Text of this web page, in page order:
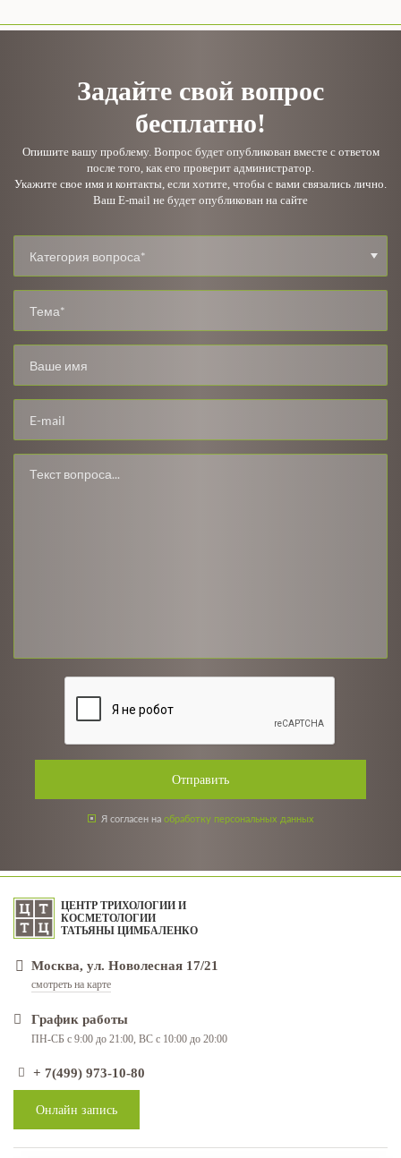
Задайте свой вопрос
бесплатно!
Опишите вашу проблему. Вопрос будет опубликован вместе с ответом
после того, как его проверит администратор.
Укажите свое имя и контакты, если хотите, чтобы с вами связались лично.
Ваш E-mail не будет опубликован на сайте
Категория вопроса*
Отправить
Я согласен на обработку персональных данных
ЦЕНТР ТРИХОЛОГИИ И
КОСМЕТОЛОГИИ
ТАТЬЯНЫ ЦИМБАЛЕНКО
Москва, ул. Новолесная 17/21
смотреть на карте
График работы
ПН-СБ с 9:00 до 21:00, ВС с 10:00 до 20:00
+ 7(499) 973-10-80
Онлайн запись